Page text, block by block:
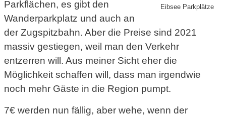
Eibsee Parkplätze
Parkflächen, es gibt den
Wanderparkplatz und auch an
der Zugspitzbahn. Aber die Preise sind 2021
massiv gestiegen, weil man den Verkehr
entzerren will. Aus meiner Sicht eher die
Möglichkeit schaffen will, dass man irgendwie
noch mehr Gäste in die Region pumpt.
7€ werden nun fällig, aber wehe, wenn der